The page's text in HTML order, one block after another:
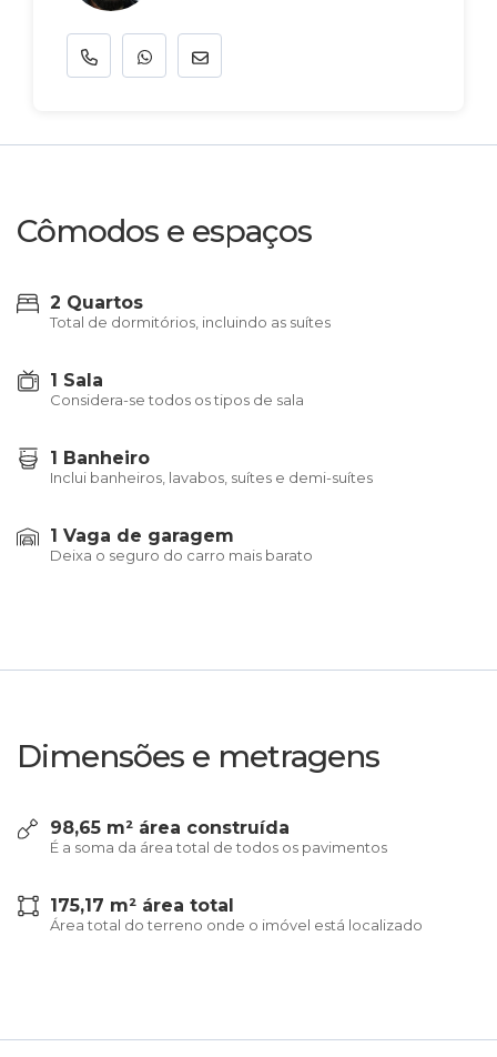
Cômodos e espaços
2 Quartos
Total de dormitórios, incluindo as suítes
1 Sala
Considera-se todos os tipos de sala
1 Banheiro
Inclui banheiros, lavabos, suítes e demi-suítes
1 Vaga de garagem
Deixa o seguro do carro mais barato
Dimensões e metragens
98,65 m² área construída
É a soma da área total de todos os pavimentos
175,17 m² área total
Área total do terreno onde o imóvel está localizado